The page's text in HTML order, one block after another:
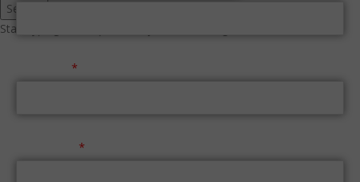
Search
Start typing to see products you are looking for.